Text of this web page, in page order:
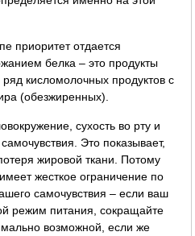
приоритет отдается
белка – это продукты
кисломолочных продуктов с
(обезжиренных).
сухость во рту и
Это показывает,
жировой ткани. Потому
имеет жесткое ограничение по
самочувствия – если ваш
режим питания, сокращайте
возможной, если же